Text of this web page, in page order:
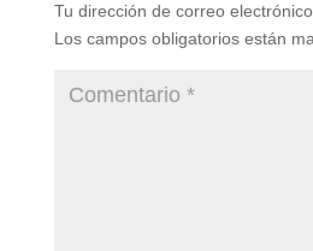
Tu dirección de correo
Los campos obligatorios están